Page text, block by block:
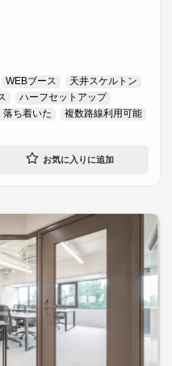
WEBブース
天井スケルトン
ハーフセットアップ
落ち着いた
複数路線利用可能